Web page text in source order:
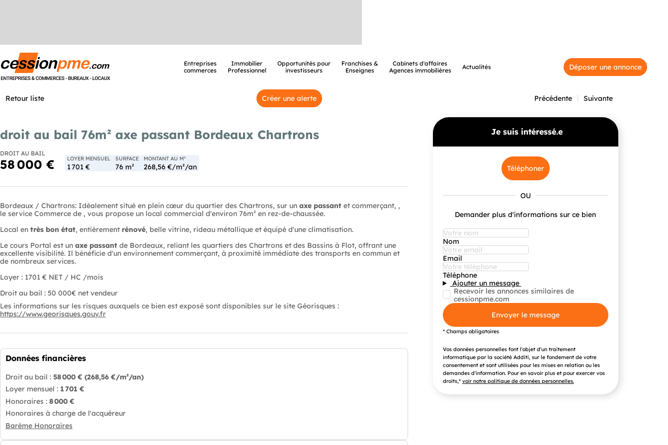
Entreprises
commerces
Immobilier
Professionnel
Opportunités pour
investisseurs
Franchises &
Enseignes
Cabinets d'affaires
Agences immobilières
Actualités Déposer une annonce
Retour liste Créer une alerte Précédente Suivante
droit au bail 76m² axe passant Bordeaux Chartrons
DROIT AU BAIL
58 000 € LOYER MENSUEL
1 701 €
SURFACE
76 m²
MONTANT AU M²
268,56 €/m²/an
Bordeaux / Chartrons: Idéalement situé en plein cœur du quartier des Chartrons, sur un axe passant et commerçant, ,
le service Commerce de , vous propose un local commercial d'environ 76m² en rez-de-chaussée.
Local en très bon état, entièrement rénové, belle vitrine, rideau métallique et équipé d'une climatisation.
Le cours Portal est un axe passant de Bordeaux, reliant les quartiers des Chartrons et des Bassins à Flot, offrant une
excellente visibilité. Il bénéficie d'un environnement commerçant, à proximité immédiate des transports en commun et
de nombreux services.
Loyer : 1701 € NET / HC /mois
Droit au bail : 50 000€ net vendeur
Les informations sur les risques auxquels ce bien est exposé sont disponibles sur le site Géorisques :
https://www.georisques.gouv.fr
Données financières
Droit au bail : 58 000 € (268,56 €/m²/an)
Loyer mensuel : 1 701 €
Honoraires : 8 000 €
Honoraires à charge de l'acquéreur
Barème Honoraires
Je suis intéressé.e
Téléphoner
Demander plus d'informations sur ce bien
Nom
Email
Téléphone
Ajouter un message
Recevoir les annonces similaires de
cessionpme.com
Envoyer le message
* Champs obligatoires
Vos données personnelles font l'objet d'un traitement
informatique par la société Additi, sur le fondement de votre
consentement et sont utilisées pour les mises en relation ou les
demandes d'information. Pour en savoir plus et pour exercer vos
droits,* voir notre politique de données personnelles.